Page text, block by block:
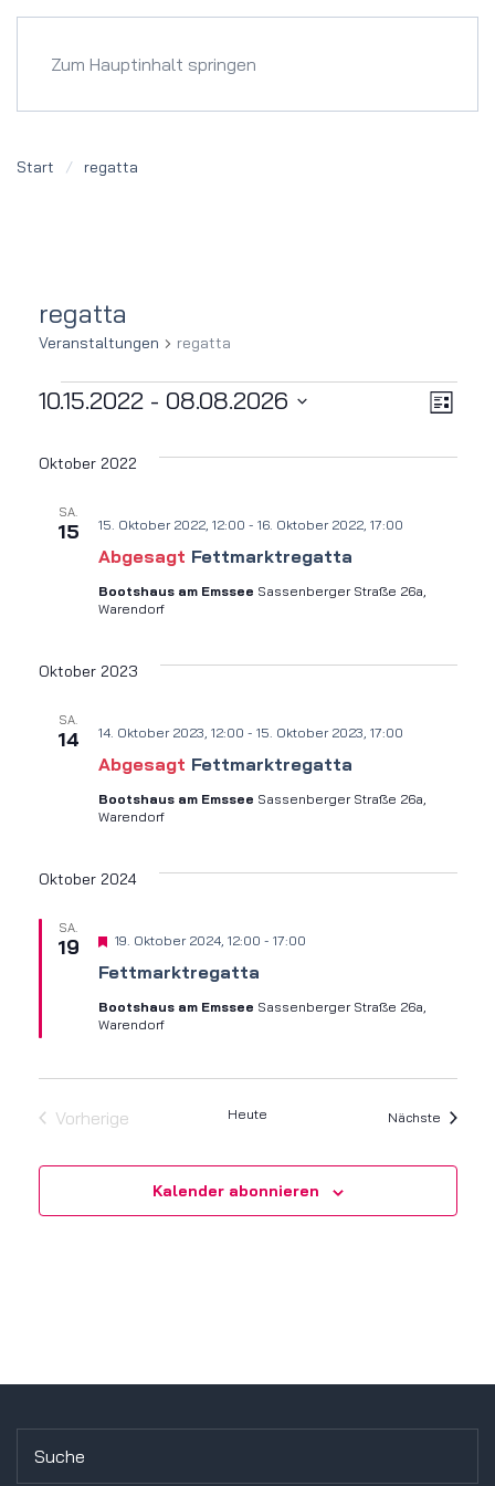
Zum Hauptinhalt springen
Start regatta
regatta
Veranstaltungen regatta
Veranstaltungen Liste
10.15.2022 - 08.08.2026
wählen.
Oktober 2022
SA.
15
Abgesagt Fettmarkt­regatta
15. Oktober 2022, 12:00 - 16. Oktober 2022, 17:00
Bootshaus am Emssee Sassenberger Straße 26a,
Warendorf
Oktober 2023
SA.
14
Abgesagt Fettmarkt­regatta
14. Oktober 2023, 12:00 - 15. Oktober 2023, 17:00
Bootshaus am Emssee Sassenberger Straße 26a,
Warendorf
Oktober 2024
SA.
19
Fettmarkt­regatta
Hervorgehoben
19. Oktober 2024, 12:00 - 17:00
Bootshaus am Emssee Sassenberger Straße 26a,
Warendorf
Vorherige
Heute Nächste
Kalender abonnieren